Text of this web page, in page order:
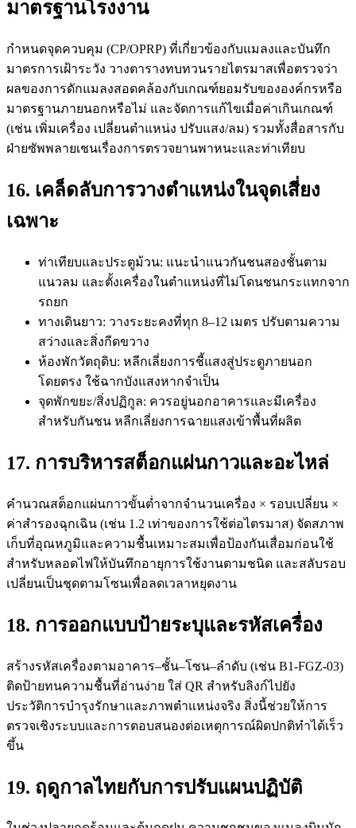
มาตรฐานโรงงาน
กำหนดจุดควบคุม (CP/OPRP) ที่เกี่ยวข้องกับแมลงและบันทึก
มาตรการเฝ้าระวัง วางตารางทบทวนรายไตรมาสเพื่อตรวจว่า
ผลของการดักแมลงสอดคล้องกับเกณฑ์ยอมรับขององค์กรหรือ
มาตรฐานภายนอกหรือไม่ และจัดการแก้ไขเมื่อค่าเกินเกณฑ์
(เช่น เพิ่มเครื่อง เปลี่ยนตำแหน่ง ปรับแสง/ลม) รวมทั้งสื่อสารกับ
ฝ่ายซัพพลายเชนเรื่องการตรวจยานพาหนะและท่าเทียบ
16. เคล็ดลับการวางตำแหน่งในจุดเสี่ยง
เฉพาะ
ท่าเทียบและประตูม้วน: แนะนำแนวกันชนสองชั้นตาม
แนวลม และตั้งเครื่องในตำแหน่งที่ไม่โดนชนกระแทกจาก
รถยก
ทางเดินยาว: วางระยะคงที่ทุก 8–12 เมตร ปรับตามความ
สว่างและสิ่งกีดขวาง
ห้องพักวัตถุดิบ: หลีกเลี่ยงการชี้แสงสู่ประตูภายนอก
โดยตรง ใช้ฉากบังแสงหากจำเป็น
จุดพักขยะ/สิ่งปฏิกูล: ควรอยู่นอกอาคารและมีเครื่อง
สำหรับกันชน หลีกเลี่ยงการฉายแสงเข้าพื้นที่ผลิต
17. การบริหารสต็อกแผ่นกาวและอะไหล่
คำนวณสต็อกแผ่นกาวขั้นต่ำจากจำนวนเครื่อง × รอบเปลี่ยน ×
ค่าสำรองฉุกเฉิน (เช่น 1.2 เท่าของการใช้ต่อไตรมาส) จัดสภาพ
เก็บที่อุณหภูมิและความชื้นเหมาะสมเพื่อป้องกันเสื่อมก่อนใช้
สำหรับหลอดไฟให้บันทึกอายุการใช้งานตามชนิด และสลับรอบ
เปลี่ยนเป็นชุดตามโซนเพื่อลดเวลาหยุดงาน
18. การออกแบบป้ายระบุและรหัสเครื่อง
สร้างรหัสเครื่องตามอาคาร–ชั้น–โซน–ลำดับ (เช่น B1-FGZ-03)
ติดป้ายทนความชื้นที่อ่านง่าย ใส่ QR สำหรับลิงก์ไปยัง
ประวัติการบำรุงรักษาและภาพตำแหน่งจริง สิ่งนี้ช่วยให้การ
ตรวจเชิงระบบและการตอบสนองต่อเหตุการณ์ผิดปกติทำได้เร็ว
ขึ้น
19. ฤดูกาลไทยกับการปรับแผนปฏิบัติ